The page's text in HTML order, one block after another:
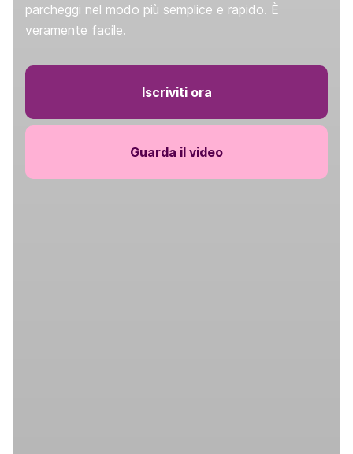
parcheggi nel modo più semplice e rapido. È
veramente facile.
Iscriviti ora
Guarda il video